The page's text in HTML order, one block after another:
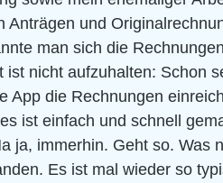
und
man sich die
nicht aufzuhalten: Schon
App die Rechnungen
ist einfach und schnell
ja, immerhin. Geht so. Was
Es ist mal wieder so